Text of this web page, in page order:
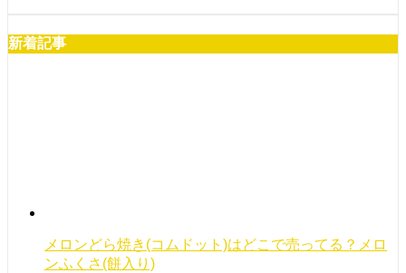
新着記事
メロンどら焼き(コムドット)はどこで売ってる？メロ
ンふくさ(餅入り)